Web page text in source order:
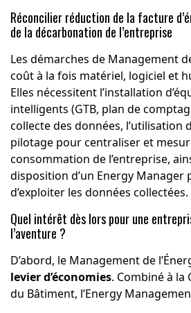
Réconcilier réduction de la facture
de la décarbonation de l’entreprise
Les démarches de Management
coût à la fois matériel, logiciel et
Elles nécessitent l’installation
intelligents (GTB, plan de
collecte des données, l’utilisation
pilotage pour centraliser et
consommation de l’entreprise,
disposition d’un Energy Manager
d’exploiter les données collectées.
Quel intérêt dès lors pour une
l’aventure ?
D’abord, le Management de
levier d’économies. Combiné à la
du Bâtiment, l’Energy